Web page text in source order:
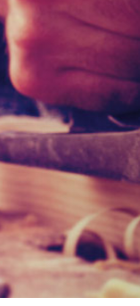
D’ÉQUIPEMENT
MÉCANIQUE
D’ENTRETIEN
MARCHANDISES
TRANSFORMATION DU
PÂTISSIER
FRUITS ET LÉGUMES
ADULTES
Mon
Métier
DE